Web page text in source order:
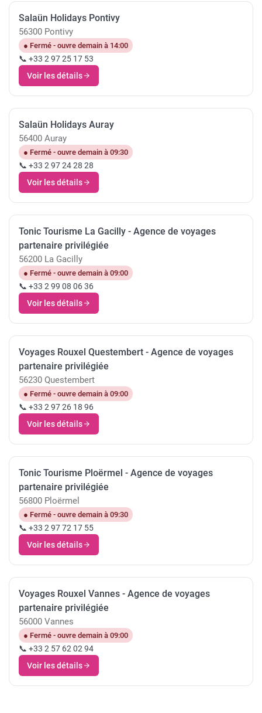
Salaün Holidays Pontivy
56300 Pontivy
● Fermé - ouvre demain à 14:00
📞 +33 2 97 25 17 53
Voir les détails
Salaün Holidays Auray
56400 Auray
● Fermé - ouvre demain à 09:30
📞 +33 2 97 24 28 28
Voir les détails
Tonic Tourisme La Gacilly - Agence de voyages
partenaire privilégiée
56200 La Gacilly
● Fermé - ouvre demain à 09:00
📞 +33 2 99 08 06 36
Voir les détails
Voyages Rouxel Questembert - Agence de voyages
partenaire privilégiée
56230 Questembert
● Fermé - ouvre demain à 09:00
📞 +33 2 97 26 18 96
Voir les détails
Tonic Tourisme Ploërmel - Agence de voyages
partenaire privilégiée
56800 Ploërmel
● Fermé - ouvre demain à 09:30
📞 +33 2 97 72 17 55
Voir les détails
Voyages Rouxel Vannes - Agence de voyages
partenaire privilégiée
56000 Vannes
● Fermé - ouvre demain à 09:00
📞 +33 2 57 62 02 94
Voir les détails